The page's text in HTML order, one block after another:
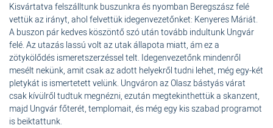
Kisvártatva felszálltunk buszunkra és nyomban Beregszász felé
vettük az irányt, ahol felvettük idegenvezetőnket: Kenyeres Máriát.
A buszon pár kedves köszöntő szó után tovább indultunk Ungvár
felé. Az utazás lassú volt az utak állapota miatt, ám ez a
zötykölődés ismeretszerzéssel telt. Idegenvezetőnk mindenről
mesélt nekünk, amit csak az adott helyekről tudni lehet, még egy-két
pletykát is ismertetett velünk. Ungváron az Olasz bástyás várat
csak kívülről tudtuk megnézni, ezután megtekinthettük a skanzent,
majd Ungvár főterét, templomait, és még egy kis szabad programot
is beiktattunk.